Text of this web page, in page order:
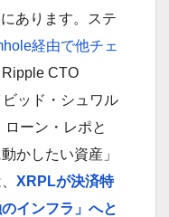
あります。ステ
経由で他チェ
CTO
ッド・シュワル
ーン・レポと
かしたい資産」
XRPLが決済特
インフラ」へと